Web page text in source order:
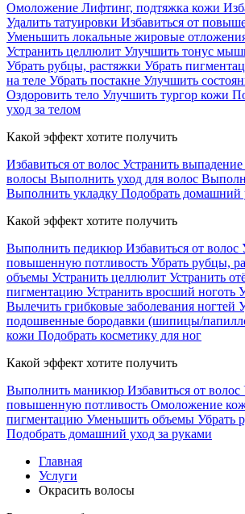
Омоложение Лифтинг, подтяжка кожи
Удалить татуировки Избавиться от
Уменьшить локальные жировые
Устранить целлюлит Улучшить тонус
Убрать рубцы, растяжки Убрать
на теле Убрать постакне Улучшить
Оздоровить тело Улучшить тургор кожи
уход за телом
Какой эффект хотите получить
Избавиться от волос Устранить выпадение
волосы Выполнить уход для волос
Выполнить укладку Подобрать домашний
Какой эффект хотите получить
Выполнить педикюр Избавиться от волос
повышенную потливость Убрать рубцы,
объемы Устранить целлюлит Устранить
пигментацию Устранить вросший ноготь
Вылечить грибковые заболевания ногтей
подошвенные бородавки (шипицы/
кожи Подобрать косметику для ног
Какой эффект хотите получить
Выполнить маникюр Избавиться от волос
повышенную потливость Омоложение
пигментацию Уменьшить объемы Убрать
Подобрать домашний уход за руками
Главная
Услуги
Окрасить волосы